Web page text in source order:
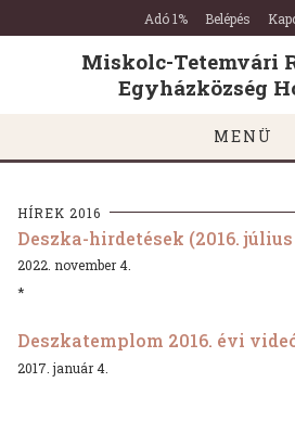
Miskolc-
Tetemvári
Református
Egyházközség
Honlapja
Ugrás a tartalomra
Ugrás a láblécre
Adó 1% Belépés
Miskolc-Tetemvári
Egyházközség
MENÜ
HÍREK 2016
Deszka-hirdetések (2016. július
2022. november 4.
*
Deszkatemplom 2016. évi
2017. január 4.